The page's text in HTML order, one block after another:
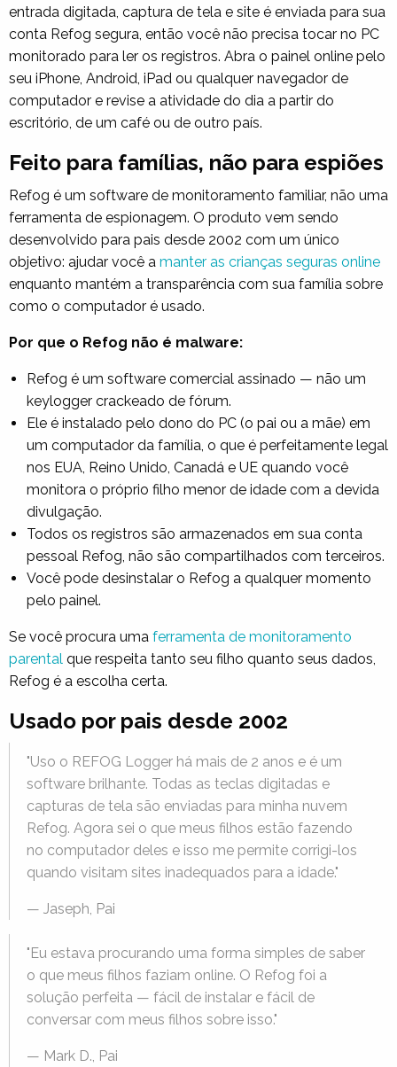
entrada digitada, captura de tela e site é enviada para sua
conta Refog segura, então você não precisa tocar no PC
monitorado para ler os registros. Abra o painel online pelo
seu iPhone, Android, iPad ou qualquer navegador de
computador e revise a atividade do dia a partir do
escritório, de um café ou de outro país.
Feito para famílias, não para espiões
Refog é um software de monitoramento familiar, não uma
ferramenta de espionagem. O produto vem sendo
desenvolvido para pais desde 2002 com um único
objetivo: ajudar você a manter as crianças seguras online
enquanto mantém a transparência com sua família sobre
como o computador é usado.
Por que o Refog não é malware:
Refog é um software comercial assinado — não um
keylogger crackeado de fórum.
Ele é instalado pelo dono do PC (o pai ou a mãe) em
um computador da família, o que é perfeitamente legal
nos EUA, Reino Unido, Canadá e UE quando você
monitora o próprio filho menor de idade com a devida
divulgação.
Todos os registros são armazenados em sua conta
pessoal Refog, não são compartilhados com terceiros.
Você pode desinstalar o Refog a qualquer momento
pelo painel.
Se você procura uma ferramenta de monitoramento
parental que respeita tanto seu filho quanto seus dados,
Refog é a escolha certa.
Usado por pais desde 2002
"Uso o REFOG Logger há mais de 2 anos e é um
software brilhante. Todas as teclas digitadas e
capturas de tela são enviadas para minha nuvem
Refog. Agora sei o que meus filhos estão fazendo
no computador deles e isso me permite corrigi-los
quando visitam sites inadequados para a idade."
— Jaseph, Pai
"Eu estava procurando uma forma simples de saber
o que meus filhos faziam online. O Refog foi a
solução perfeita — fácil de instalar e fácil de
conversar com meus filhos sobre isso."
— Mark D., Pai